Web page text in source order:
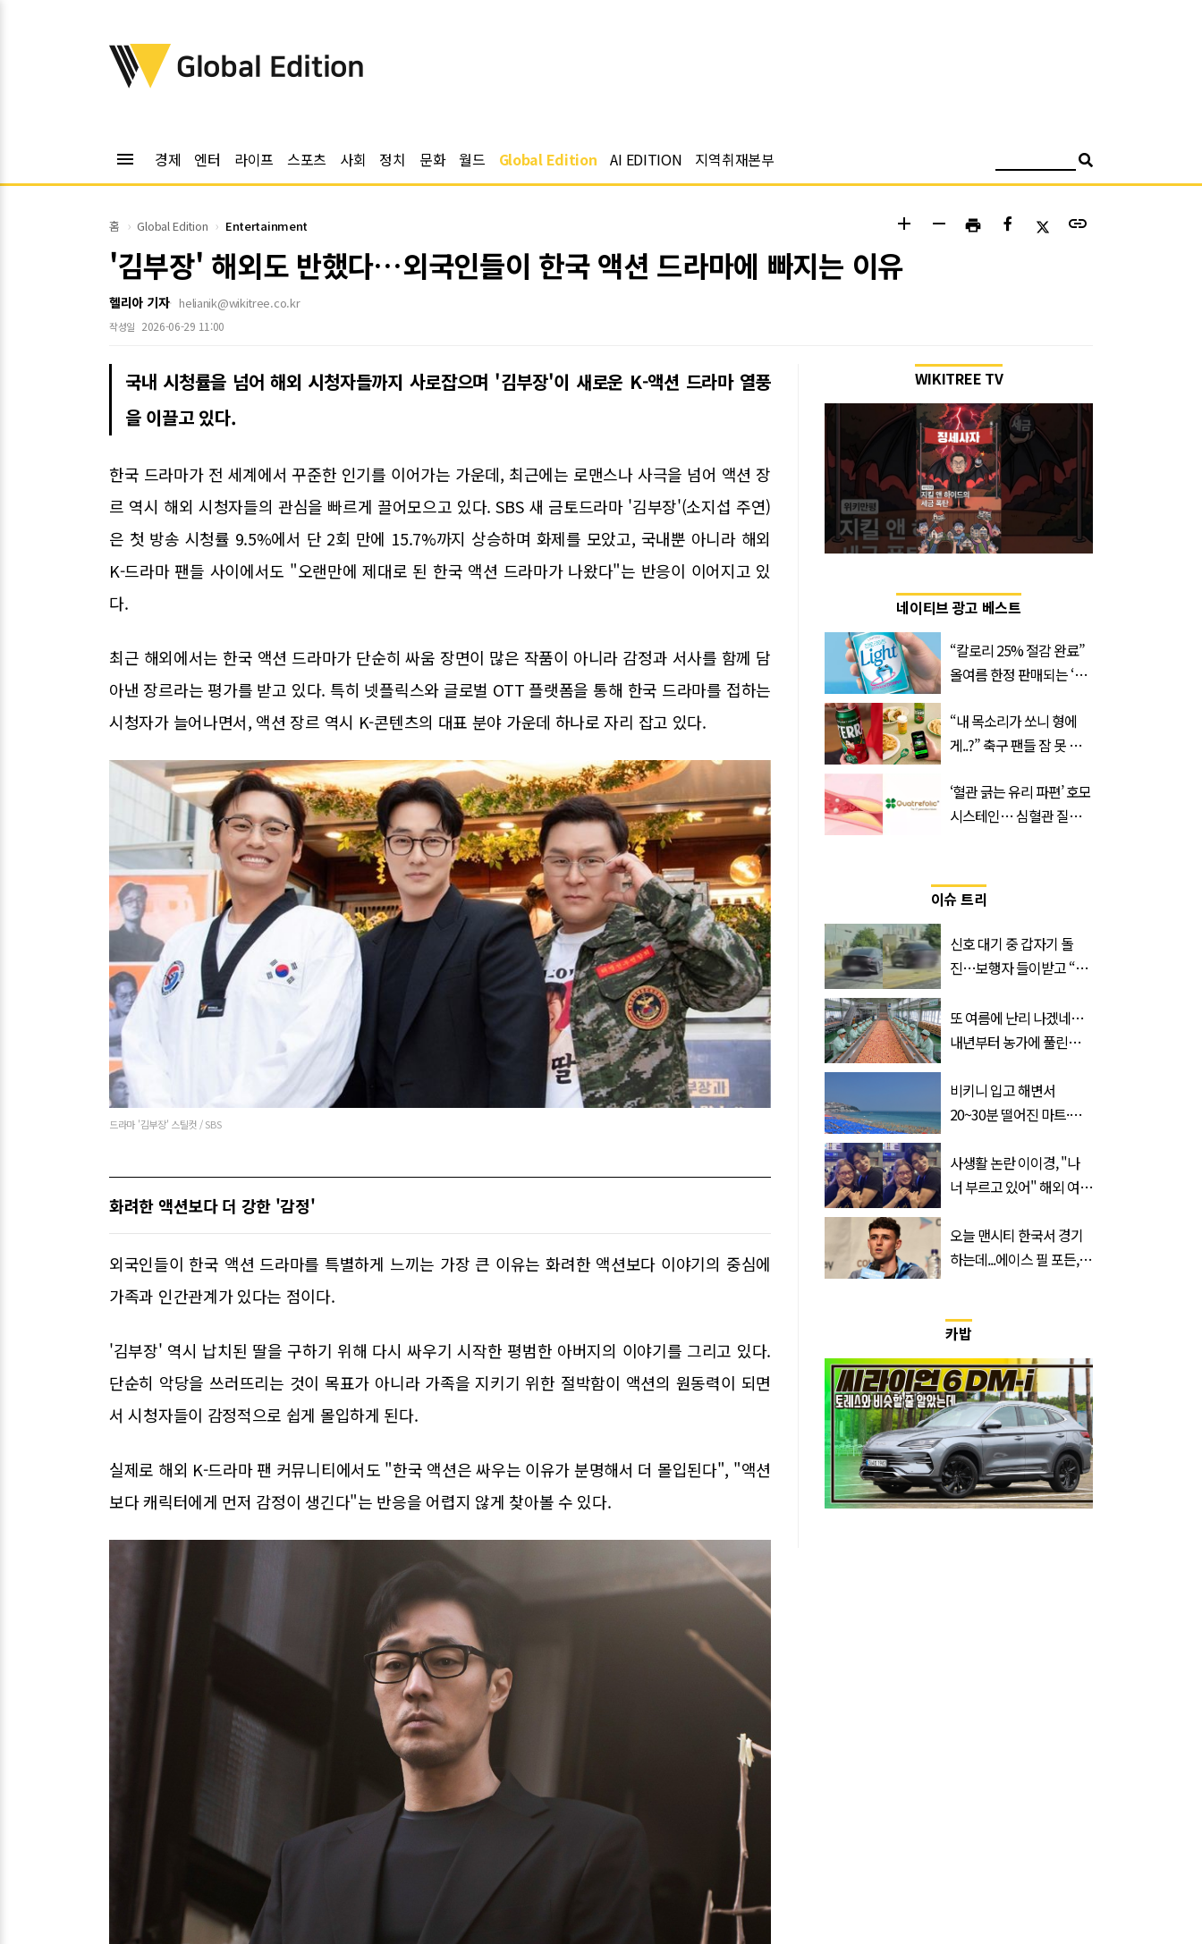
위키트리
Global Edition
menu 경제 엔터 라이프 스포츠 사회 정치 문화 월드 Global Edition AI EDITION 지역취재본부
홈 Global Edition Entertainment add remove print link
'김부장' 해외도 반했다…외국인들이 한국 액션 드라마에 빠지는 이유
헬리아 기자 helianik@wikitree.co.kr
작성일 2026-06-29 11:00
국내 시청률을 넘어 해외 시청자들까지 사로잡으며 '김부장'이 새로운 K-액션 드라마 열풍
을 이끌고 있다.
한국 드라마가 전 세계에서 꾸준한 인기를 이어가는 가운데, 최근에는 로맨스나 사극을 넘어 액션 장
르 역시 해외 시청자들의 관심을 빠르게 끌어모으고 있다. SBS 새 금토드라마 '김부장'(소지섭 주연)
은 첫 방송 시청률 9.5%에서 단 2회 만에 15.7%까지 상승하며 화제를 모았고, 국내뿐 아니라 해외
K-드라마 팬들 사이에서도 "오랜만에 제대로 된 한국 액션 드라마가 나왔다"는 반응이 이어지고 있
다.
최근 해외에서는 한국 액션 드라마가 단순히 싸움 장면이 많은 작품이 아니라 감정과 서사를 함께 담
아낸 장르라는 평가를 받고 있다. 특히 넷플릭스와 글로벌 OTT 플랫폼을 통해 한국 드라마를 접하는
시청자가 늘어나면서, 액션 장르 역시 K-콘텐츠의 대표 분야 가운데 하나로 자리 잡고 있다.
드라마 '김부장' 스틸컷 / SBS
화려한 액션보다 더 강한 '감정'
외국인들이 한국 액션 드라마를 특별하게 느끼는 가장 큰 이유는 화려한 액션보다 이야기의 중심에
가족과 인간관계가 있다는 점이다.
'김부장' 역시 납치된 딸을 구하기 위해 다시 싸우기 시작한 평범한 아버지의 이야기를 그리고 있다.
단순히 악당을 쓰러뜨리는 것이 목표가 아니라 가족을 지키기 위한 절박함이 액션의 원동력이 되면
서 시청자들이 감정적으로 쉽게 몰입하게 된다.
실제로 해외 K-드라마 팬 커뮤니티에서도 "한국 액션은 싸우는 이유가 분명해서 더 몰입된다", "액션
보다 캐릭터에게 먼저 감정이 생긴다"는 반응을 어렵지 않게 찾아볼 수 있다.
WIKITREE TV
네이티브 광고 베스트
“칼로리 25% 절감 완료”
올여름 한정 판매되는 ‘최
“내 목소리가 쏘니 형에
게..?” 축구 팬들 잠 못 들
트
‘혈관 긁는 유리 파편’ 호모
시스테인… 심혈관 질환
이슈 트리
신호 대기 중 갑자기 돌
진…보행자 들이받고 “다
또 여름에 난리 나겠네…
내년부터 농가에 풀린다는
비키니 입고 해변서
20~30분 떨어진 마트·주
속출, 반응 폭발
사생활 논란 이이경, "나
너 부르고 있어" 해외 여배
오늘 맨시티 한국서 경기
하는데...에이스 필 포든,
카밥